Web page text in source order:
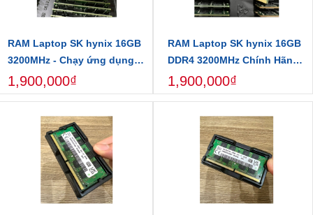
Tốc độ Bus:3200MHz
Hãng:
Samsung – thương hiệu RAM hàng đầu
RAM Laptop SK hynix 16GB
3200MHz - Chạy ứng dụng
nặng mượt mà, không giật
lag
1,900,000₫
RAM Laptop SK hynix 16GB
DDR4 3200MHz Chính Hãng
– Tăng Tốc Laptop Vượt
Trội
1,900,000₫